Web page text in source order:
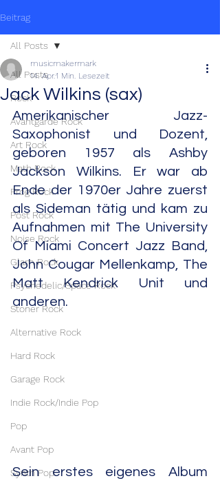
Beitrag
All Posts
Rock
Avantgarde Rock
Art Rock
Math Rock
Prog Rock
Post Rock
Noise Rock
Glam Rock
Psychedelic/Space Rock
Stoner Rock
Alternative Rock
Hard Rock
Garage Rock
Indie Rock/Indie Pop
Pop
Avant Pop
Synth Pop
All Posts
Jack Wilkins (sax)
musicmakermark
14. Apr.1 Min. Lesezeit
Amerikanischer Jazz-
Saxophonist und Dozent,
geboren 1957 als Ashby
Jackson Wilkins. Er war ab
Ende der 1970er Jahre zuerst
als Sideman tätig und kam zu
Aufnahmen mit The University
Of Miami Concert Jazz Band,
John Cougar Mellenkamp, The
Matt Kendrick Unit und
anderen.
Sein erstes eigenes Album